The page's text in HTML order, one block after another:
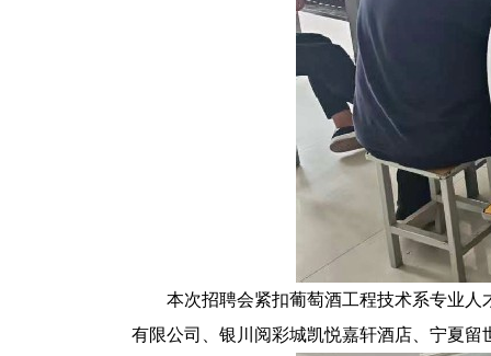
本次招聘会紧扣葡萄酒工程技术系专业人
有限公司、银川阅彩城凯悦嘉轩酒店、宁夏留